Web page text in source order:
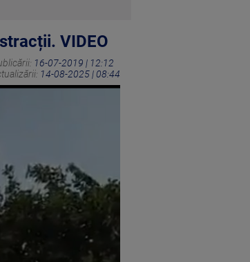
VIDEO
16-07-2019 | 12:12
14-08-2025 | 08:44